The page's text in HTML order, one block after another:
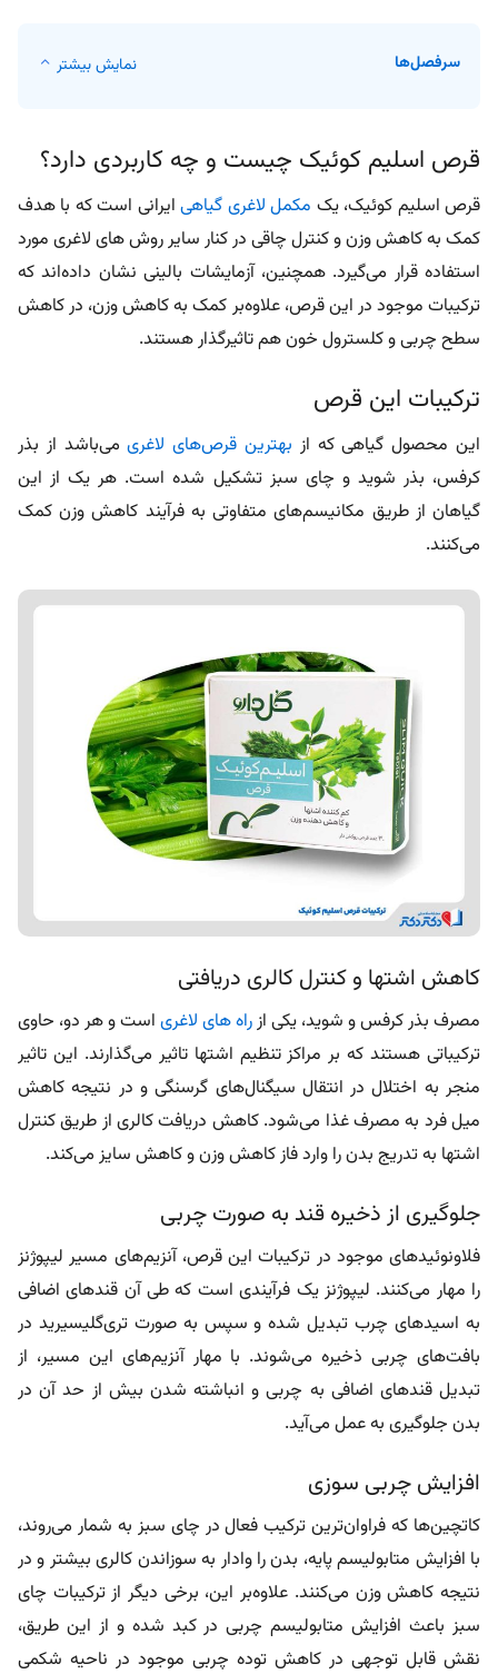
سرفصل‌ها نمایش بیشتر
قرص اسلیم کوئیک چیست و چه کاربردی دارد؟
قرص اسلیم کوئیک، یک مکمل لاغری گیاهیایرانی است که با هدف
کمک به کاهش وزن و کنترل چاقی در کنار سایرروش‌ های لاغری مورد
استفاده قرار می‌گیرد. همچنین، آزمایشات بالینی نشان داده‌اند که
ترکیبات موجود در این قرص، علاوه‌بر کمک به کاهش وزن، در کاهش
سطح چربی‌ و کلسترول خون هم تاثیرگذار هستند.
ترکیبات این قرص
این محصول گیاهی که از بهترین قرص‌های لاغریمی‌باشد از بذر
کرفس، بذر شوید و چای سبز تشکیل شده است. هر یک از این
گیاهان از طریق مکانیسم‌های متفاوتی به فرآیند کاهش وزن کمک
می‌کنند.
کاهش اشتها و کنترل کالری دریافتی
مصرف بذر کرفس و شوید، یکی ازراه های لاغری است و هر دو، حاوی
ترکیباتی هستند که بر مراکز تنظیم اشتها تاثیر می‌گذارند. این تاثیر
منجر به اختلال در انتقال سیگنال‌های گرسنگی و در نتیجه کاهش
میل فرد به مصرف غذا می‌شود. کاهش دریافت کالری از طریق کنترل
اشتها به تدریج بدن را وارد فاز کاهش وزن و کاهش سایز می‌کند.
جلوگیری از ذخیره قند به صورت چربی
فلاونوئیدهای موجود در ترکیبات این قرص، آنزیم‌های مسیر لیپوژنز
را مهار می‌کنند. لیپوژنز یک فرآیندی است که طی آن قندهای اضافی
به اسیدهای چرب تبدیل شده و سپس به صورت تری‌گلیسیرید در
بافت‌های چربی ذخیره می‌شوند. با مهار آنزیم‌های این مسیر، از
تبدیل قندهای اضافی به چربی و انباشته شدن بیش از حد آن در
بدن جلوگیری به عمل می‌آید.
افزایش چربی سوزی
کاتچین‌ها که فراوان‌ترین ترکیب فعال در چای سبز به شمار می‌روند،
با افزایش متابولیسم پایه، بدن را وادار به سوزاندن کالری بیشتر و در
نتیجه کاهش وزن می‌کنند. علاوه‌بر این، برخی دیگر از ترکیبات چای
سبز باعث افزایش متابولیسم چربی در کبد شده و از این طریق،
نقش قابل توجهی در کاهش توده چربی موجود در ناحیه شکمی